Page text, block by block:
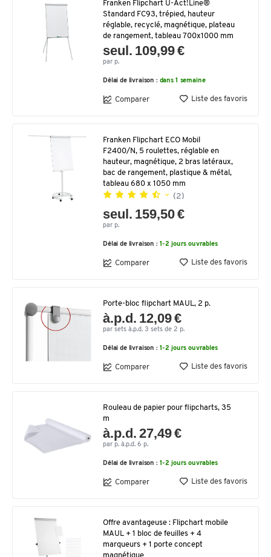
Franken Flipchart U-Act!Line®
Standard FC93, trépied, hauteur
réglable, recyclé, magnétique, plateau
de rangement, tableau 700x1000 mm
seul. 109,99 €
par p.
Délai de livraison : dans 1 semaine
Comparer Liste des favoris
Franken Flipchart ECO Mobil
F2400/N, 5 roulettes, réglable en
hauteur, magnétique, 2 bras latéraux,
bac de rangement, plastique & métal,
tableau 680 x 1050 mm
(2)
seul. 159,50 €
par p.
Délai de livraison : 1-2 jours ouvrables
Comparer Liste des favoris
Porte-bloc flipchart MAUL, 2 p.
à.p.d. 12,09 €
par sets à.p.d. 3 sets de 2 p.
Délai de livraison : 1-2 jours ouvrables
Comparer Liste des favoris
Rouleau de papier pour flipcharts, 35
m
à.p.d. 27,49 €
par p. à.p.d. 6 p.
Délai de livraison : 1-2 jours ouvrables
Comparer Liste des favoris
Offre avantageuse : Flipchart mobile
MAUL + 1 bloc de feuilles + 4
marqueurs + 1 porte concept